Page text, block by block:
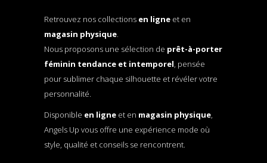
Retrouvez nos collections en ligne et en
magasin physique.
Nous proposons une sélection de prêt-à-porter
féminin tendance et intemporel, pensée
pour sublimer chaque silhouette et révéler votre
personnalité.
Disponible en ligne et en magasin physique,
Angels Up vous offre une expérience mode où
style, qualité et conseils se rencontrent.